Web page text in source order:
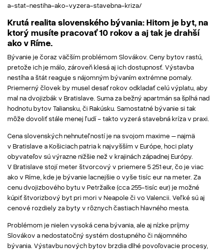
a-stat-nestiha-ako-vyzera-stavebna-kriza/
Krutá realita slovenského bývania: Hitom je byt, na
ktorý musíte pracovať 10 rokov a aj tak je drahší
ako v Ríme.
Bývanie je čoraz väčším problémom Slovákov. Ceny bytov rastú,
pretože ich je málo, zároveň klesá aj ich dostupnosť. Výstavba
nestíha a štát reaguje s nájomným bývaním extrémne pomaly.
Priemerný človek by musel desať rokov odkladať celú výplatu, aby
mal na dvojizbák v Bratislave. Suma za bežný apartmán sa šplhá nad
hodnotu bytov Taliansku, či Rakúsku. Samostatné bývanie si tak
môže dovoliť stále menej ľudí - takto vyzerá stavebná kríza v praxi.
Cena slovenských nehnuteľností je na svojom maxime – najmä
v Bratislave a Košiciach patria k najvyšším v Európe, hoci platy
obyvateľov sú výrazne nižšie než v krajinách západnej Európy.
V Bratislave stojí meter štvorcový v priemere 5 251 eur, čo je viac
ako v Ríme, kde je bývanie lacnejšie o vyše tisíc eur na meter. Za
cenu dvojizbového bytu v Petržalke (cca 255-tisíc eur) je možné
kúpiť štvorizbový byt pri mori v Neapole či vo Valencii. Veľké sú aj
cenové rozdiely za byty v rôznych častiach hlavného mesta.
Problémom je nielen vysoká cena bývania, ale aj nízke príjmy
Slovákov a nedostatočný systém dostupného či nájomného
bývania. Výstavbu nových bytov brzdia dlhé povoľovacie procesy,